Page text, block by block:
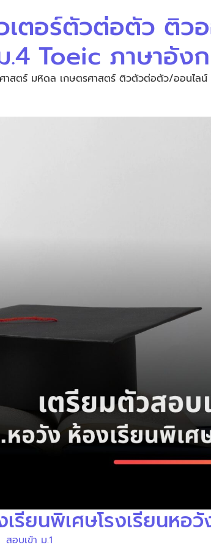
ตอร์ตัวต่อตัว ติว
.4 Toeic ภาษาอั
าสตร์ มหิดล เกษตรศาสตร์ ติวตัวต่อตัว/ออนไล
รียนพิเศษโรงเรียนหอ
สอบเข้า ม.1